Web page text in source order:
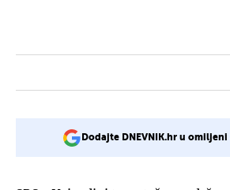
Dodajte DNEVNIK.hr u